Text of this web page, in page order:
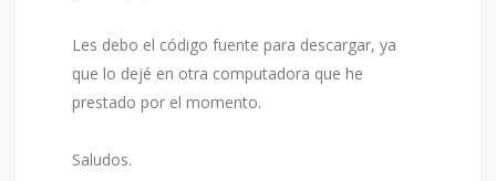
Les debo el código fuente para descargar, ya
que lo dejé en otra computadora que he
prestado por el momento.
Saludos.